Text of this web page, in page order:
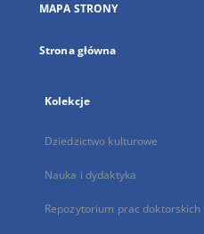
karcie
MAPA STRONY
Strona główna
Kolekcje
Dziedzictwo kulturowe
Nauka i dydaktyka
Repozytorium prac doktorskich